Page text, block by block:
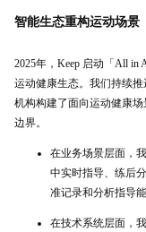
智能生态重构运动场景
2025年，Keep 启动「All
运动健康生态。我们持续
机构构建了面向运动健康场
边界。
在业务场景层面，
中实时指导、练后
准记录和分析指导能
在技术系统层面，